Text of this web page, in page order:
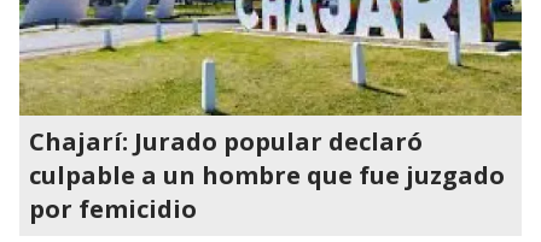
Chajarí: Jurado popular declaró
culpable a un hombre que fue juzgado
por femicidio